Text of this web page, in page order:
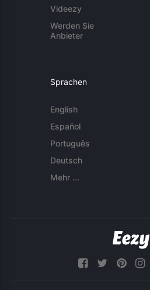
Videezy
Werden Sie
Anbieter
Sprachen
English
Español
Português
Deutsch
Mehr ...